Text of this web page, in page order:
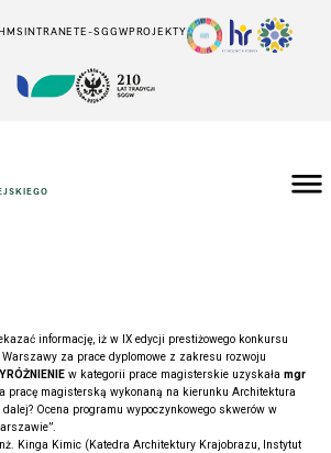
INTRANETE-SGGWPROJEKTY
informację, iż w IX edycji prestiżowego konkursu
za prace dyplomowe z zakresu rozwoju
w kategorii prace magisterskie uzyskała mgr
pracę magisterską wykonaną na kierunku Architektura
dalej? Ocena programu wypoczynkowego skwerów w
Kinga Kimic (Katedra Architektury Krajobrazu, Instytut